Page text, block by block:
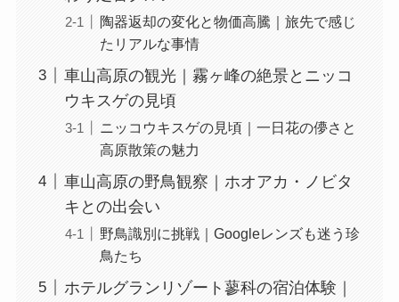
陶器返却の変化と物価高騰｜旅先で感じ
たリアルな事情
車山高原の観光｜霧ヶ峰の絶景とニッコ
ウキスゲの見頃
ニッコウキスゲの見頃｜一日花の儚さと
高原散策の魅力
車山高原の野鳥観察｜ホオアカ・ノビタ
キとの出会い
野鳥識別に挑戦｜Googleレンズも迷う珍
鳥たち
ホテルグランリゾート蓼科の宿泊体験｜